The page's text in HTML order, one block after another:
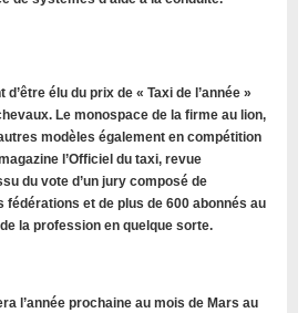
élu du prix de « Taxi de l’année »
Le monospace de la firme au lion,
modèles également en compétition
l’Officiel du taxi, revue
du vote d’un jury composé de
et de plus de 600 abonnés au
la profession en quelque sorte.
l’année prochaine au mois de Mars au